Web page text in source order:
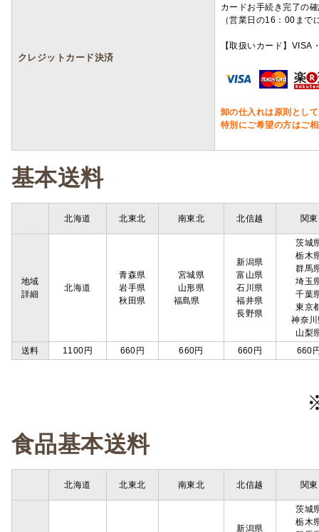
クレジットカード決済
カードお手続き完了の
（営業日の16：00ま
【取扱いカード】
卸の仕入れは原則とし
特別にご希望の方はご
基本送料
北海道 北東北 南東北 北信越 関東
地域
詳細
北海道
青森県
岩手県
秋田県
宮城県
山形県
福島県
新潟県
富山県
石川県
福井県
長野県
茨城
栃木
群馬
埼玉
千葉
東京
神奈
山梨
送料
1100円 660円 660円 660円 660
食品基本送料
北海道 北東北 南東北 北信越 関東
新潟県
茨城
栃木